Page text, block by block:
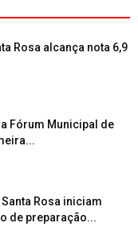
Rosa alcança nota 6,9
Fórum Municipal de
Rosa iniciam
de preparação...